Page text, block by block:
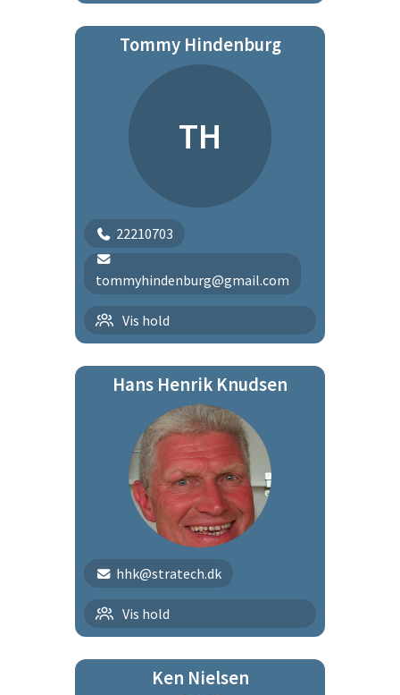
Tommy Hindenburg
TH
22210703
tommyhindenburg@gmail.com
Vis hold
Tirsdagsholdet
Hans Henrik Knudsen
hhk@stratech.dk
Vis hold
Tirsdagsholdet
Ken Nielsen